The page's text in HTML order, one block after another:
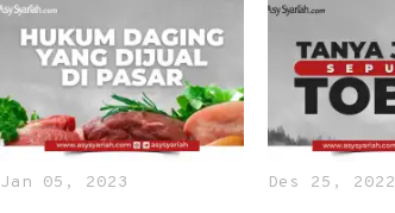
Jan 05, 2023 Des 25, 2022